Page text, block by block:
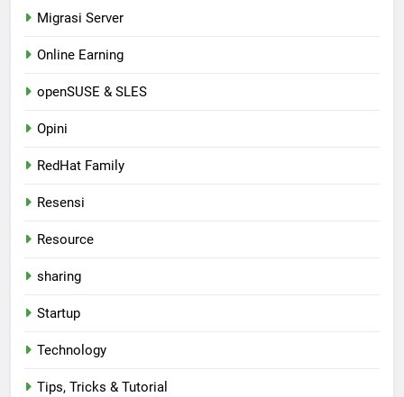
Migrasi Server
Online Earning
openSUSE & SLES
Opini
RedHat Family
Resensi
Resource
sharing
Startup
Technology
Tips, Tricks & Tutorial